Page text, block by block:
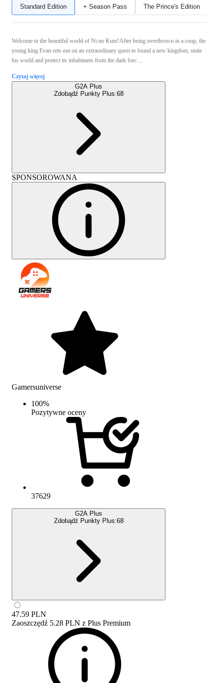
Standard Edition + Season Pass The Prince's Edition
Welcome to the beautiful world of Ni no Kuni!After being overthrown in a coup, the
young king Evan sets out on an extraordinary quest to found a new kingdom, unite
his world and protect its inhabitants from the dark forc ...
Czytaj więcej
G2A Plus
Zdobądź Punkty Plus:68
SPONSOROWANA
Gamersuniverse
100%
Pozytywne oceny
37629
G2A Plus
Zdobądź Punkty Plus:68
47.59 PLN
Zaoszczędź 5.28 PLN z Plus Premium